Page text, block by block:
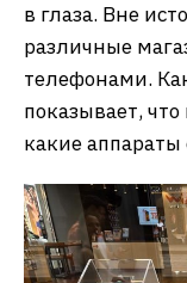
в глаза. Вне
различные
телефонами.
показывает,
какие